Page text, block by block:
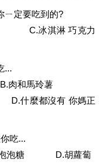
定要吃到的?
冰淇淋 巧克力
...
馬玲薯
沒有 你媽正
吃...
糖 D.胡蘿蔔